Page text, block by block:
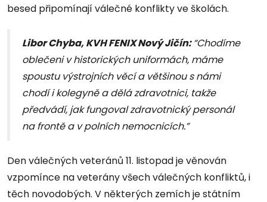
besed připomínají válečné konflikty ve školách.
Libor Chyba, KVH FENIX Nový Jičín:“Chodíme
oblečeni v historických uniformách, máme
spoustu výstrojních věcí a většinou s námi
chodí i kolegyně a dělá zdravotnici, takže
předvádí, jak fungoval zdravotnický personál
na frontě a v polních nemocnicích.”
Den válečných veteránů 11. listopad je věnován
vzpomínce na veterány všech válečných konfliktů, i
těch novodobých. V některých zemích je státním